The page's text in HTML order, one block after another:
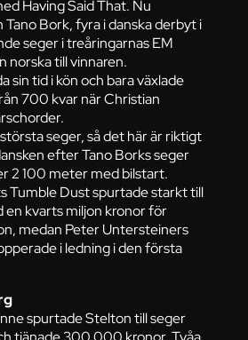
Having Said That. Nu
Bork, fyra i danska derbyt i
seger i treåringarnas EM
norska till vinnaren.
sin tid i kön och bara växlade
700 kvar när Christian
seger, så det här är riktigt
efter Tano Borks seger
2 100 meter med bilstart.
Tumble Dust spurtade starkt till
en kvarts miljon kronor för
medan Peter Untersteiners
i ledning i den första
spurtade Stelton till seger